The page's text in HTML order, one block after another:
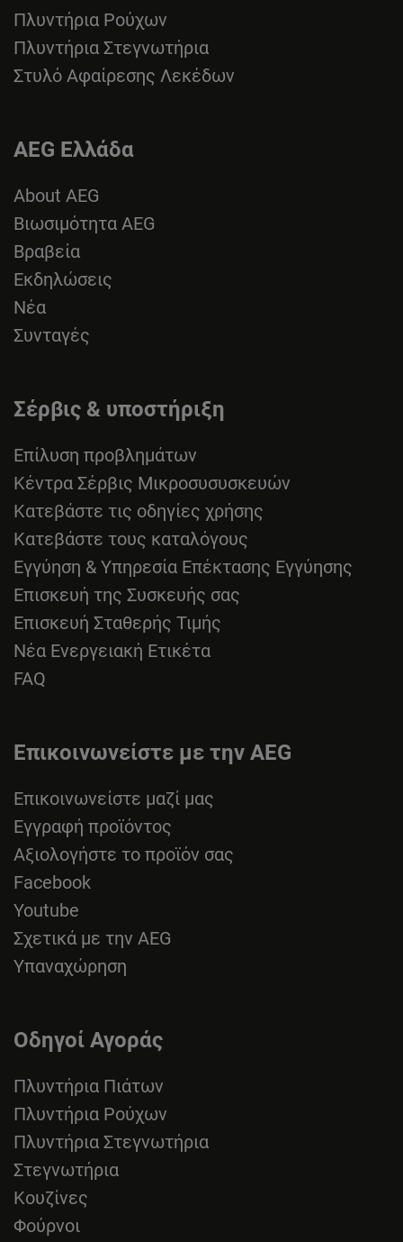
Πλυντήρια Ρούχων
Πλυντήρια Στεγνωτήρια
Στυλό Αφαίρεσης Λεκέδων
AEG Ελλάδα
About AEG
Βιωσιμότητα AEG
Βραβεία
Εκδηλώσεις
Νέα
Συνταγές
Σέρβις & υποστήριξη
Επίλυση προβλημάτων
Κέντρα Σέρβις Μικροσυσυσκευών
Κατεβάστε τις οδηγίες χρήσης
Κατεβάστε τους καταλόγους
Εγγύηση & Υπηρεσία Επέκτασης Εγγύησης
Επισκευή της Συσκευής σας
Επισκευή Σταθερής Τιμής
Νέα Ενεργειακή Ετικέτα
FAQ
Επικοινωνείστε με την AEG
Επικοινωνείστε μαζί μας
Εγγραφή προϊόντος
Αξιολογήστε το προϊόν σας
Facebook
Youtube
Σχετικά με την AEG
Υπαναχώρηση
Οδηγοί Αγοράς
Πλυντήρια Πιάτων
Πλυντήρια Ρούχων
Πλυντήρια Στεγνωτήρια
Στεγνωτήρια
Κουζίνες
Φούρνοι